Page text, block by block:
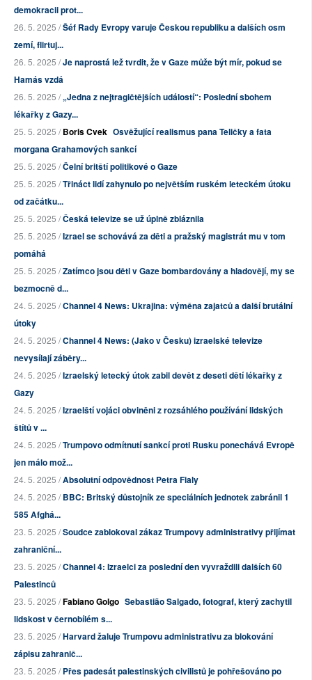
demokracii prot...
26. 5. 2025 /Šéf Rady Evropy varuje Českou republiku a dalších osm
zemí, flirtuj...
26. 5. 2025 /Je naprostá lež tvrdit, že v Gaze může být mír, pokud se
Hamás vzdá
26. 5. 2025 /„Jedna z nejtragičtějších událostí“: Poslední sbohem
lékařky z Gazy...
25. 5. 2025 /Boris Cvek Osvěžující realismus pana Teličky a fata
morgana Grahamových sankcí
25. 5. 2025 /Čelní britští politikové o Gaze
25. 5. 2025 /Třináct lidí zahynulo po největším ruském leteckém útoku
od začátku...
25. 5. 2025 /Česká televize se už úplně zbláznila
25. 5. 2025 /Izrael se schovává za děti a pražský magistrát mu v tom
pomáhá
25. 5. 2025 /Zatímco jsou děti v Gaze bombardovány a hladovějí, my se
bezmocně d...
24. 5. 2025 /Channel 4 News: Ukrajina: výměna zajatců a další brutální
útoky
24. 5. 2025 /Channel 4 News: (Jako v Česku) izraelské televize
nevysílají záběry...
24. 5. 2025 /Izraelský letecký útok zabil devět z deseti dětí lékařky z
Gazy
24. 5. 2025 /Izraelští vojáci obviněni z rozsáhlého používání lidských
štítů v ...
24. 5. 2025 /Trumpovo odmítnutí sankcí proti Rusku ponechává Evropě
jen málo mož...
24. 5. 2025 /Absolutní odpovědnost Petra Fialy
24. 5. 2025 /BBC: Britský důstojník ze speciálních jednotek zabránil 1
585 Afghá...
23. 5. 2025 /Soudce zablokoval zákaz Trumpovy administrativy přijímat
zahraniční...
23. 5. 2025 /Channel 4: Izraelci za poslední den vyvraždili dalších 60
Palestinců
23. 5. 2025 /Fabiano Golgo Sebastião Salgado, fotograf, který zachytil
lidskost v černobílém s...
23. 5. 2025 /Harvard žaluje Trumpovu administrativu za blokování
zápisu zahranič...
23. 5. 2025 /Přes padesát palestinských civilistů je pohřešováno po